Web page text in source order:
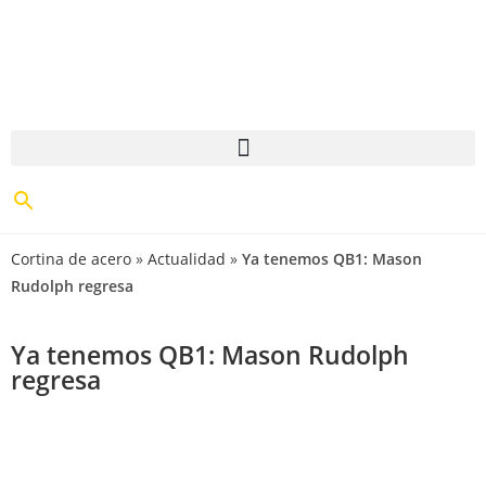
Cortina de acero » Actualidad » Ya tenemos QB1: Mason
Rudolph regresa
Ya tenemos QB1: Mason Rudolph
regresa